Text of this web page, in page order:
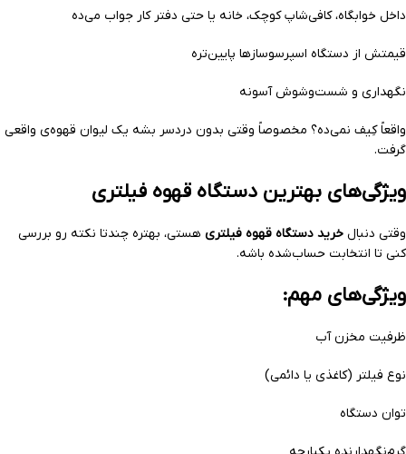
داخل خوابگاه، کافی‌شاپ کوچک، خانه یا حتی دفتر کار جواب می‌ده
قیمتش از دستگاه اسپرسوسازها پایین‌تره
نگهداری و شست‌وشوش آسونه
واقعاً کِیف نمی‌ده؟ مخصوصاً وقتی بدون دردسر بشه یک لیوان قهوه‌ی واقعی
گرفت.
ویژگی‌های بهترین دستگاه قهوه فیلتری
وقتی دنبال خرید دستگاه قهوه فیلتری هستی، بهتره چندتا نکته رو بررسی
کنی تا انتخابت حساب‌شده باشه.
ویژگی‌های مهم:
ظرفیت مخزن آب
نوع فیلتر (کاغذی یا دائمی)
توان دستگاه